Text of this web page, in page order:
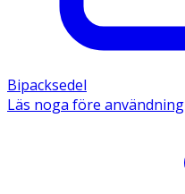
Bipacksedel
Läs noga före användning